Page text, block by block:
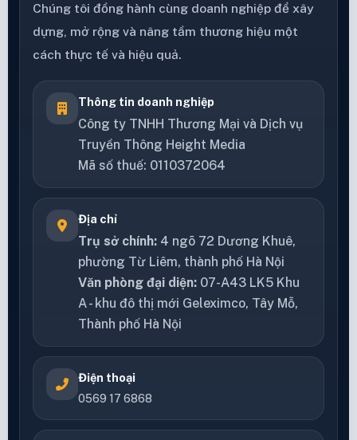
Chúng tôi đồng hành cùng doanh nghiệp để xây
dựng, mở rộng và nâng tầm thương hiệu một
cách thực tế và hiệu quả.
Thông tin doanh nghiệp
Công ty TNHH Thương Mại và Dịch vụ
Truyền Thông Height Media
Mã số thuế: 0110372064
Địa chỉ
Trụ sở chính: 4 ngõ 72 Dương Khuê,
phường Từ Liêm, thành phố Hà Nội
Văn phòng đại diện: 07-A43 LK5 Khu
A - khu đô thị mới Geleximco, Tây Mỗ,
Thành phố Hà Nội
Điện thoại
0569 17 6868